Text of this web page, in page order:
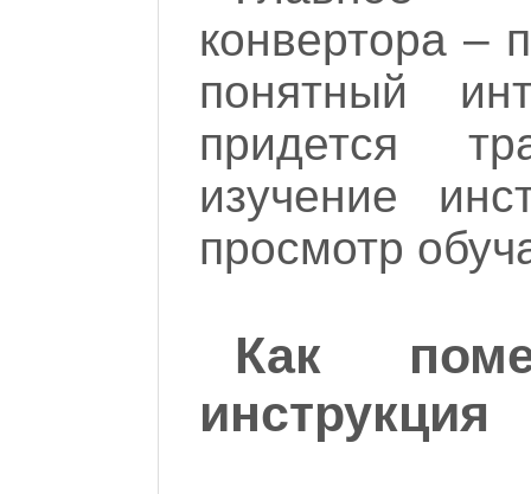
конвертора –
понятный
придется
изучение
просмотр
Как
инструкция